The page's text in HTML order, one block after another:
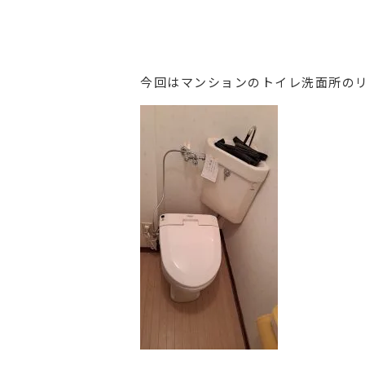
今回はマンションのトイレ洗面所の